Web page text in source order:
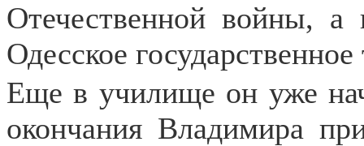
Отечественной войны, а
Одесское
Еще в училище он уже
окончания Владимира